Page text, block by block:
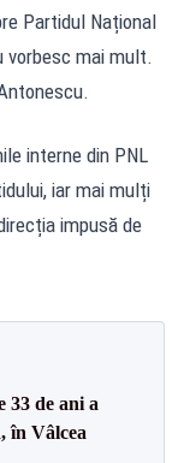
Partidul Național
vorbesc mai mult.
interne din PNL
iar mai mulți
impusă de
33 de ani a
în Vâlcea